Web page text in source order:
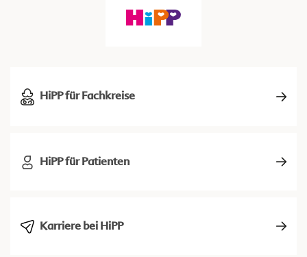
HiPP für Fachkreise
HiPP für Patienten
Karriere bei HiPP